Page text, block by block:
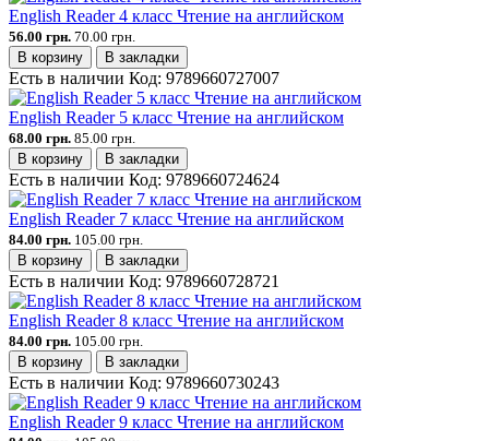
English Reader 4 класс Чтение на английском
56.00 грн. 70.00 грн.
В корзину
В закладки
Есть в наличии Код: 9789660727007
English Reader 5 класс Чтение на английском
68.00 грн. 85.00 грн.
В корзину
В закладки
Есть в наличии Код: 9789660724624
English Reader 7 класс Чтение на английском
84.00 грн. 105.00 грн.
В корзину
В закладки
Есть в наличии Код: 9789660728721
English Reader 8 класс Чтение на английском
84.00 грн. 105.00 грн.
В корзину
В закладки
Есть в наличии Код: 9789660730243
English Reader 9 класс Чтение на английском